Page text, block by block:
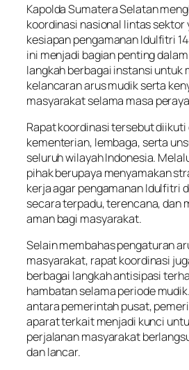
Kapolda Sumatera Selatan
koordinasi nasional lintas sektor
kesiapan pengamanan Idulfitri
ini menjadi bagian penting
langkah berbagai instansi untuk
kelancaran arus mudik serta
masyarakat selama masa
Rapat koordinasi tersebut diikuti
kementerian, lembaga, serta
seluruh wilayah Indonesia.
pihak berupaya menyamakan
kerja agar pengamanan Idulfitri
secara terpadu, terencana, dan
aman bagi masyarakat.
Selain membahas pengaturan
masyarakat, rapat koordinasi
berbagai langkah antisipasi
hambatan selama periode
antara pemerintah pusat,
aparat terkait menjadi kunci
perjalanan masyarakat
dan lancar.